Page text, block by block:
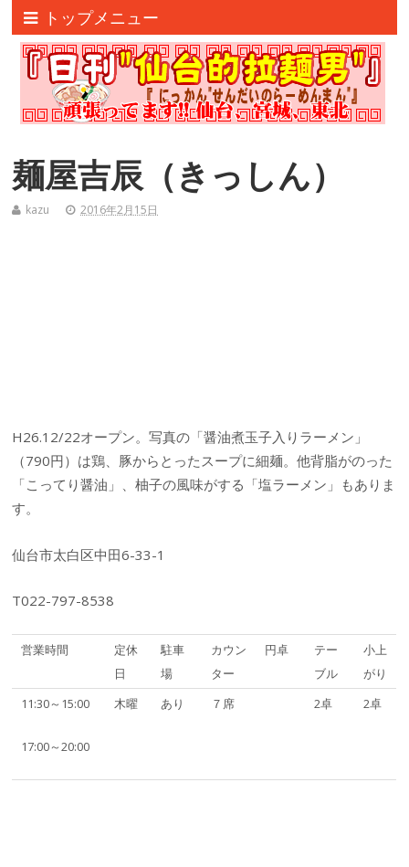
トップメニュー
麺屋吉辰（きっしん）
kazu 2016年2月15日
H26.12/22オープン。写真の「醤油煮玉子入りラーメン」
（790円）は鶏、豚からとったスープに細麺。他背脂がのった
「こってり醤油」、柚子の風味がする「塩ラーメン」もありま
す。
仙台市太白区中田6-33-1
T022-797-8538
営業時間
定休
日
駐車
場
カウン
ター
円卓
テー
ブル
小上
がり
11:30～15:00
17:00～20:00
木曜 あり ７席 2卓 2卓